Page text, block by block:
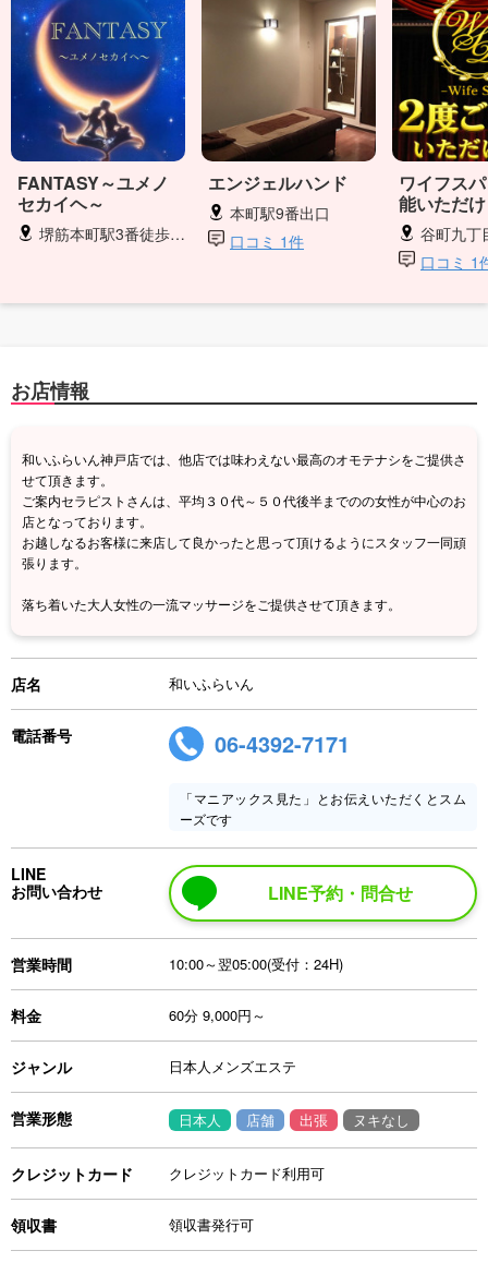
FANTASY～ユメノ
セカイヘ～
堺筋本町駅3番徒歩3分
エンジェルハンド
本町駅9番出口
口コミ 1件
ワイフス
能いただ
谷町九丁
口コミ 1
お店情報
和いふらいん神戸店では、他店では味わえない最高のオモテナシをご提供さ
せて頂きます。
ご案内セラピストさんは、平均３０代～５０代後半までのの女性が中心のお
店となっております。
お越しなるお客様に来店して良かったと思って頂けるようにスタッフ一同頑
張ります。
落ち着いた大人女性の一流マッサージをご提供させて頂きます。
店名 和いふらいん
電話番号 06-4392-7171
「マニアックス見た」とお伝えいただくとスム
ーズです
LINE
お問い合わせ
LINE予約・問合せ
営業時間 10:00～翌05:00(受付：24H)
料金 60分 9,000円～
ジャンル 日本人メンズエステ
営業形態 日本人 店舗 出張 ヌキなし
クレジットカード クレジットカード利用可
領収書 領収書発行可